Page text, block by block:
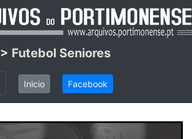
> Futebol Seniores
Inicio Facebook